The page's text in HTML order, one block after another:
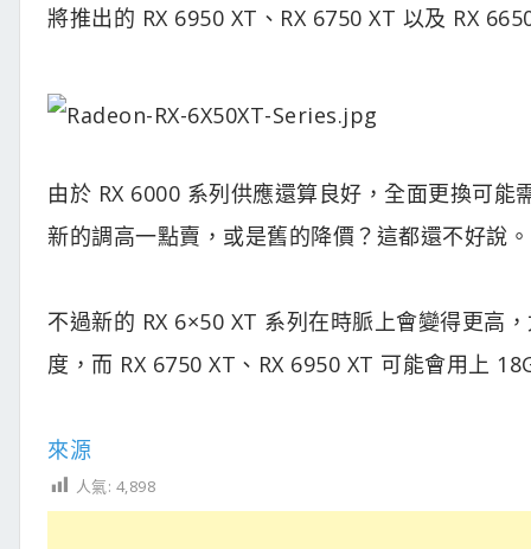
將推出的 RX 6950 XT、RX 6750 XT 以及 RX
由於 RX 6000 系列供應還算良好，全面更換可
新的調高一點賣，或是舊的降價？這都還不好說。
不過新的 RX 6×50 XT 系列在時脈上會變得更高
度，而 RX 6750 XT、RX 6950 XT 可能會用上
來源
人氣: 4,898